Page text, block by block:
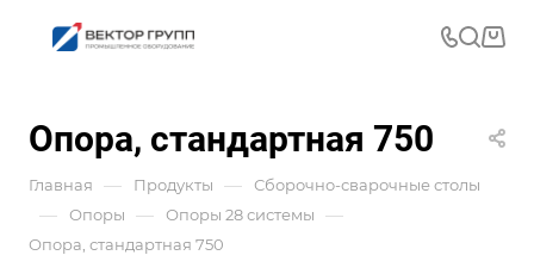
Опора, стандартная 750
Главная — Продукты — Сборочно-сварочные столы
— Опоры — Опоры 28 системы —
Опора, стандартная 750